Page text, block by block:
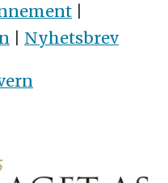
Nyhetsbrev